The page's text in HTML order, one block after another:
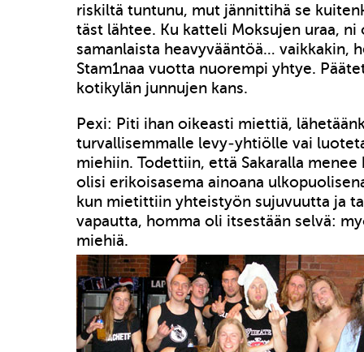
riskiltä tuntunu, mut jännittihä se
täst lähtee. Ku katteli Moksujen uraa, ni
samanlaista heavyvääntöä… vaikkakin,
Stam1naa vuotta nuorempi yhtye.
kotikylän junnujen kans.
Pexi: Piti ihan oikeasti miettiä,
turvallisemmalle levy-yhtiölle vai
miehiin. Todettiin, että Sakaralla menee
olisi erikoisasema ainoana
kun mietittiin yhteistyön sujuvuutta ja
vapautta, homma oli itsestään selvä:
miehiä.